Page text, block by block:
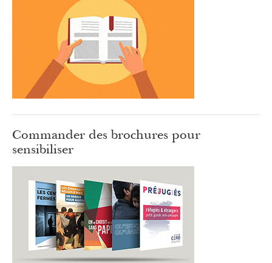
Commander des brochures pour
sensibiliser